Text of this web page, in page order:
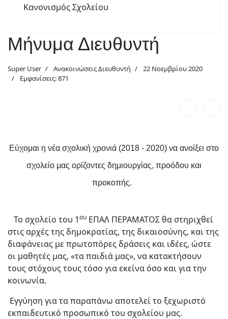
Κανονισμός Σχολείου
Μήνυμα Διευθυντή
Super User Ανακοινώσεις Διευθυντή
22 Νοεμβρίου 2020
Εμφανίσεις: 871
Εύχομαι η νέα σχολική χρονιά (2018 - 2020) να ανοίξει στο
σχολείο μας ορίζοντες δημιουργίας, προόδου και
προκοπής.
Το σχολείο του 1ου ΕΠΑΛ ΠΕΡΑΜΑΤΟΣ θα στηριχθεί
στις αρχές της δημοκρατίας, της δικαιοσύνης, και της
διαφάνειας με πρωτοπόρες δράσεις και ιδέες, ώστε
οι μαθητές μας, «τα παιδιά μας», να κατακτήσουν
τους στόχους τους τόσο για εκείνα όσο και για την
κοινωνία.
Εγγύηση για τα παραπάνω αποτελεί το ξεχωριστό
εκπαιδευτικό προσωπικό του σχολείου μας.